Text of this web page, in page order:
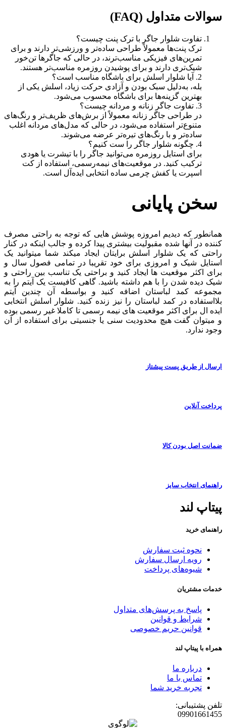
سوالات متداول (FAQ)
تفاوت شلوار جاگر با ترک پنت چیست؟
ترک پنت‌ها معمولاً طراحی ساده‌تر و ورزشی‌تر دارند و برای
تمرین‌های فیزیکی مناسب‌ترند، در حالی که جاگرها تن‌خور
شیک‌تری دارند و برای پوشیدن روزمره مناسب‌تر هستند.
2. آیا شلوار اسلش برای باشگاه مناسب است؟
بله، به‌دلیل سبک بودن و آزادی حرکت زیاد، اسلش یکی از
بهترین گزینه‌ها برای باشگاه محسوب می‌شود.
3. تفاوت جاگر زنانه و مردانه چیست؟
در طراحی جاگر زنانه معمولاً از برش‌های ظریف‌تر و رنگ‌های
متنوع‌تر استفاده می‌شود، در حالی که مدل‌های مردانه اغلب
ساده‌تر و با رنگ‌های تیره‌تر عرضه می‌شوند.
4. چگونه شلوار جاگر را ست کنیم؟
برای استایل روزمره می‌توانید جاگر را با تیشرت یا هودی
ترکیب کنید. در موقعیت‌های نیمه‌رسمی، استفاده از کت
اسپرت یا کفش چرمی ساده انتخابی ایده‌آل است.
سخن پایانی
همانطور که دیدیم امروزه پوشش هایی که توجه به راحتی مصرف
کننده در آنها شده مقبولیت بیشتری پیدا کرده و جالب اینکه در کنار
راحتی که یک شلوار اسلش برایتان ایجاد میکند شما میتوانید یک
استایل شیک و امروزی برای خود تقریبا در تمامی فصول سال و
برای اکثر موقعیت ها ایجاد کنید و براحتی یک تناسب بین راحتی و
شیک دیده شدن را با هم داشته باشید. گاهی کافیست یک آیتم را به
مجموعه کمد لباستان اضافه کنید و بواسطه آن چندین آیتم
بلااستفاده در کمد لباستان را نیز زنده کنید. شلوار اسلش انتخابی
ایده ال برای اکثر موقعیت های نیمه رسمی تا کاملا غیر رسمی بوده
و میتوان گفت هیچ محدودیت سنی یا جنسیتی برای استفاده از آن
وجود ندارد.
ارسال از طریق پست پیشتاز
پرداخت آنلاین
ضمانت اصل بودن کالا
راهنمای انتخاب سایز
پیتاپ لند
راهنمای خرید
نحوه ثبت سفارش
رویه ارسال سفارش
شیوه‌های پرداخت
خدمات مشتریان
پاسخ به پرسش‌های متداول
شرایط و قوانین
قوانین حریم خصوصی
همراه با پیتاپ لند
درباره ما
تماس با ما
تجربه خرید شما
تلفن پشتیبانی:
09901661455